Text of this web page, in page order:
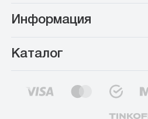
Информация
Каталог